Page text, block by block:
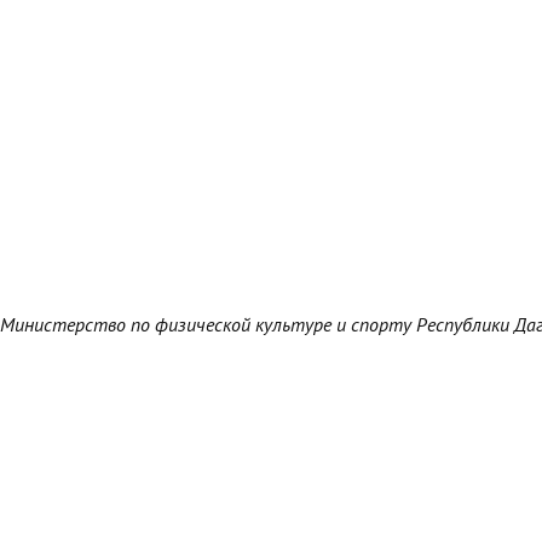
Министерство по физической культуре и спорту Республики